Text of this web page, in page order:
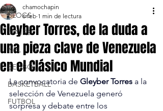
BLOGS
VIAJES
NFL
BEISBOL
BASKETBALL
FUTBOL
Gleyber Torres, de la duda a
una pieza clave de Venezuela
en el Clásico Mundial
chamochapin
6 feb 1 min de lectura
La convocatoria de Gleyber Torres a la
selección de Venezuela generó
sorpresa y debate entre los